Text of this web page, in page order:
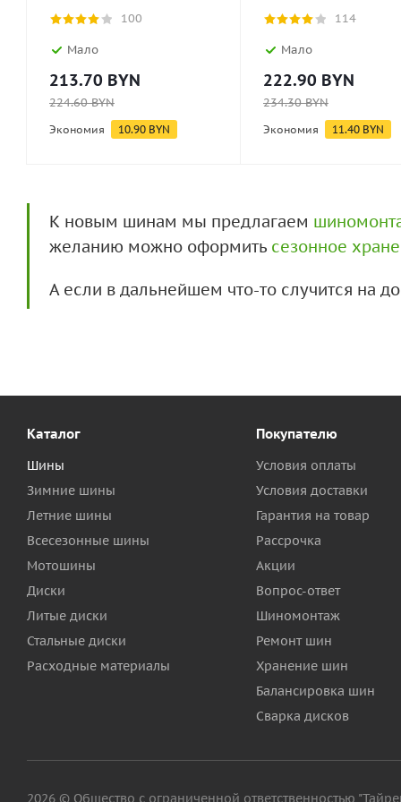
100
Мало
213.70 BYN
224.60BYN
Экономия 10.90 BYN
114
Мало
222.90 BYN
234.30BYN
Экономия 11.40 BYN
К новым шинам мы предлагаем
желанию можно оформить сезонное
А если в дальнейшем что-то случится на
Каталог
Шины
Зимние шины
Летние шины
Всесезонные шины
Мотошины
Диски
Литые диски
Стальные диски
Расходные материалы
Покупателю
Условия оплаты
Условия доставки
Гарантия на товар
Рассрочка
Акции
Вопрос-ответ
Шиномонтаж
Ремонт шин
Хранение шин
Балансировка шин
Сварка дисков
2026 © Общество с ограниченной ответственностью